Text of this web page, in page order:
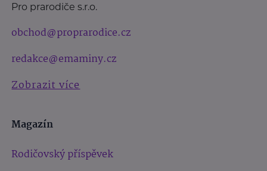
Pro prarodiče s.r.o.
obchod@proprarodice.cz
redakce@emaminy.cz
Zobrazit více
Magazín
Rodičovský příspěvek